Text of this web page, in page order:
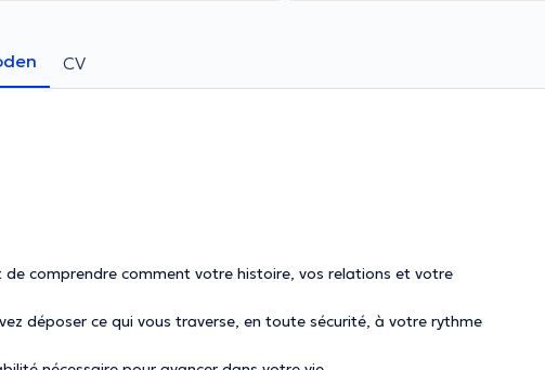
CV
de comprendre comment votre histoire, vos relations et votre
déposer ce qui vous traverse, en toute sécurité, à votre rythme